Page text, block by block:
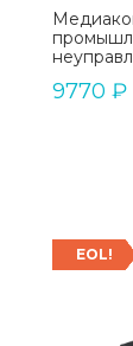
9770 ₽
EOL!